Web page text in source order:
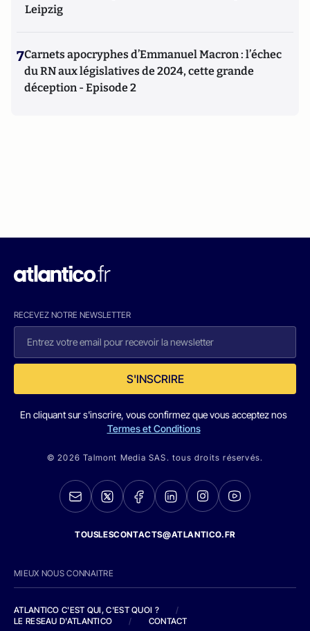
Leipzig
7Carnets apocryphes d’Emmanuel Macron : l’échec
du RN aux législatives de 2024, cette grande
déception - Episode 2
RECEVEZ NOTRE NEWSLETTER
S'INSCRIRE
En cliquant sur s'inscrire, vous confirmez que vous acceptez nos
Termes et Conditions
© 2026 Talmont Media SAS. tous droits réservés.
TOUSLESCONTACTS@ATLANTICO.FR
MIEUX NOUS CONNAITRE
ATLANTICO C'EST QUI, C'EST QUOI ?
/
LE RESEAU D'ATLANTICO
/ CONTACT